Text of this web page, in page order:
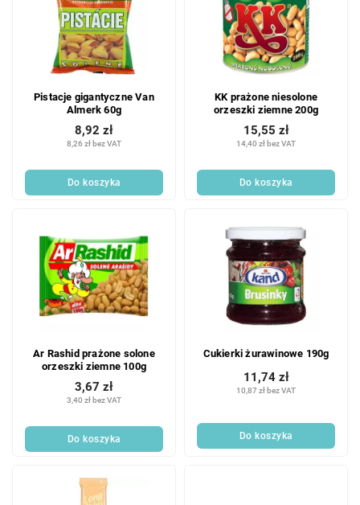
Pistacje gigantyczne Van
Almerk 60g
8,26 zł bez VAT
8,92 zł
Do koszyka
KK prażone niesolone
orzeszki ziemne 200g
14,40 zł bez VAT
15,55 zł
Do koszyka
Ar Rashid prażone solone
orzeszki ziemne 100g
3,40 zł bez VAT
3,67 zł
Do koszyka
Cukierki żurawinowe 190g
10,87 zł bez VAT
11,74 zł
Do koszyka